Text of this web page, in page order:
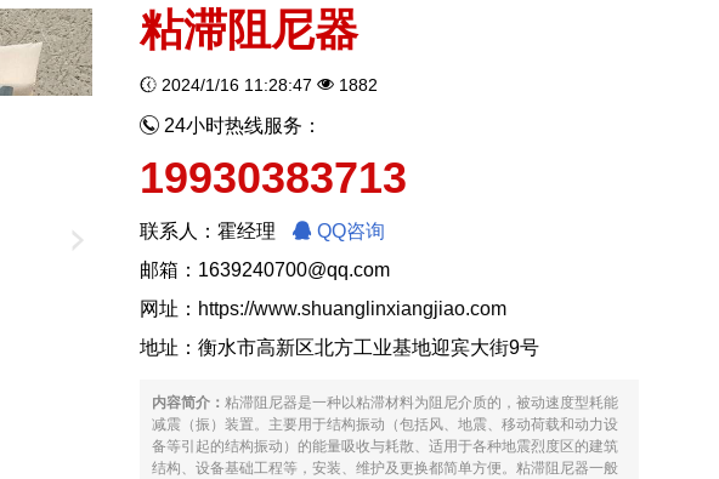
粘滞阻尼器
2024/1/16 11:28:47 1882
24小时热线服务：
19930383713
联系人：霍经理
QQ咨询
邮箱：1639240700@qq.com
网址： https://www.shuanglinxiangjiao.com
地址：衡水市高新区北方工业基地迎宾大街9号
内容简介： 粘滞阻尼器是一种以粘滞材料为阻尼介质的，被动速度型耗能
减震（振）装置。主要用于结构振动（包括风、地震、移动荷载和动力设
备等引起的结构振动）的能量吸收与耗散、适用于各种地震烈度区的建筑
结构、设备基础工程等，安装、维护及更换都简单方便。粘滞阻尼器一般